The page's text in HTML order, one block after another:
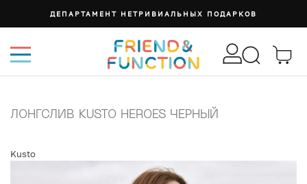
ДЕПАРТАМЕНТ НЕТРИВИАЛЬНЫХ ПОДАРКОВ
ЛОНГСЛИВ KUSTO HEROES ЧЕРНЫЙ
Kusto